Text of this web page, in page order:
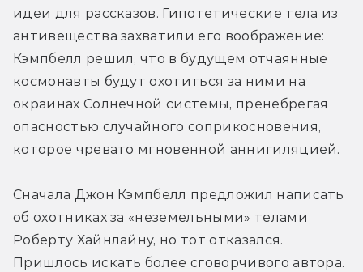
идеи для рассказов. Гипотетические тела из
антивещества захватили его воображение:
Кэмпбелл решил, что в будущем отчаянные
космонавты будут охотиться за ними на
окраинах Солнечной системы, пренебрегая
опасностью случайного соприкосновения,
которое чревато мгновенной аннигиляцией.
Сначала Джон Кэмпбелл предложил написать
об охотниках за «неземельными» телами
Роберту Хайнлайну, но тот отказался.
Пришлось искать более сговорчивого автора.